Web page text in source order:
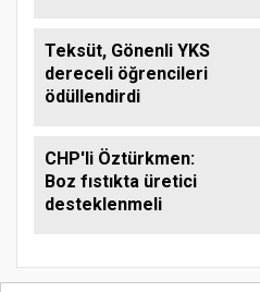
Teksüt, Gönenli YKS
dereceli öğrencileri
ödüllendirdi
CHP'li Öztürkmen:
Boz fıstıkta üretici
desteklenmeli